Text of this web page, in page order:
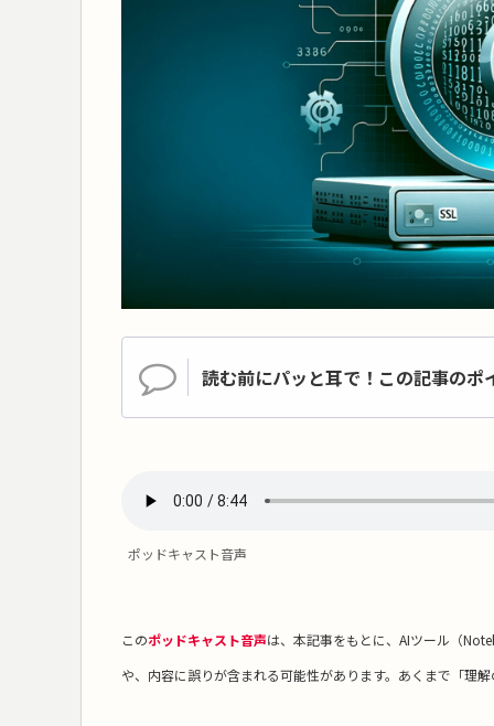
読む前にパッと耳で！この記事の
ポッドキャスト音声
このポッドキャスト音声は、本記事をもとに、AIツール（
や、内容に誤りが含まれる可能性があります。あくまで「理